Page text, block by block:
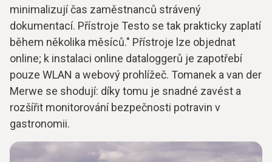
minimalizují čas zaměstnanců strávený
dokumentací. Přístroje Testo se tak prakticky zaplatí
během několika měsíců." Přístroje lze objednat
online; k instalaci online dataloggerů je zapotřebí
pouze WLAN a webový prohlížeč. Tomanek a van der
Merwe se shodují: díky tomu je snadné zavést a
rozšířit monitorování bezpečnosti potravin v
gastronomii.